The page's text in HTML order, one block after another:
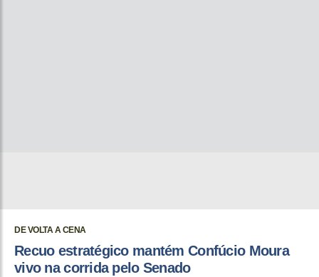
DE VOLTA A CENA
Recuo estratégico mantém Confúcio Moura
vivo na corrida pelo Senado